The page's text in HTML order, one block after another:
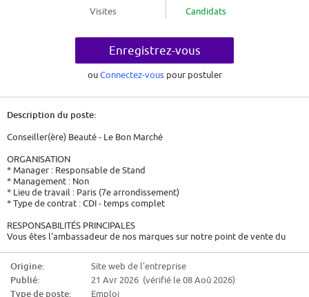
Visites Candidats
Enregistrez-vous
ouConnectez-vous pour postuler
Description du poste:
Conseiller(ère) Beauté - Le Bon Marché
ORGANISATION
* Manager : Responsable de Stand
* Management : Non
* Lieu de travail : Paris (7e arrondissement)
* Type de contrat : CDI - temps complet
RESPONSABILITÉS PRINCIPALES
Vous êtes l'ambassadeur de nos marques sur notre point de vente du
Les missions confiées en tant que Conseiller(ère) de Beauté sont :
Origine:
Site web de l'entreprise
Publié:
21 Avr 2026 (vérifié le 08 Aoû 2026)
Type de poste:
Emploi